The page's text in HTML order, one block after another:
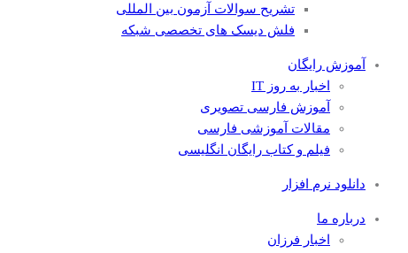
تشریح سوالات آزمون بین المللی
فلش دیسک های تخصصی شبکه
آموزش رایگان
اخبار به روز IT
آموزش فارسی تصویری
مقالات آموزشی فارسی
فیلم و کتاب رایگان انگلیسی
دانلود نرم افزار
درباره ما
اخبار فرزان